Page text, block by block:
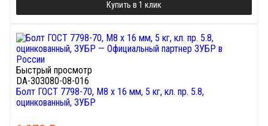
Купить в 1 клик
Быстрый просмотр
DA-303080-08-016
Болт ГОСТ 7798-70, M8 x 16 мм, 5 кг, кл. пр. 5.8,
оцинкованный, ЗУБР